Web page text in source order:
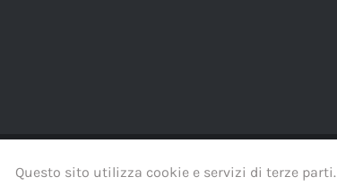
Questo sito utilizza cookie e servizi di terze parti.